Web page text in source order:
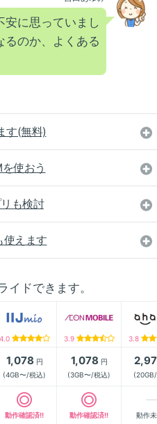
に思っていまし
るのか、よくある
す(無料)
使おう
も検討
使えます
イドできます。
4.0 3.9 3.8
1,078 円
(4GB〜/税込)
1,078 円
(3GB〜/税込)
動作確認済!! 動作確認済!! 動作